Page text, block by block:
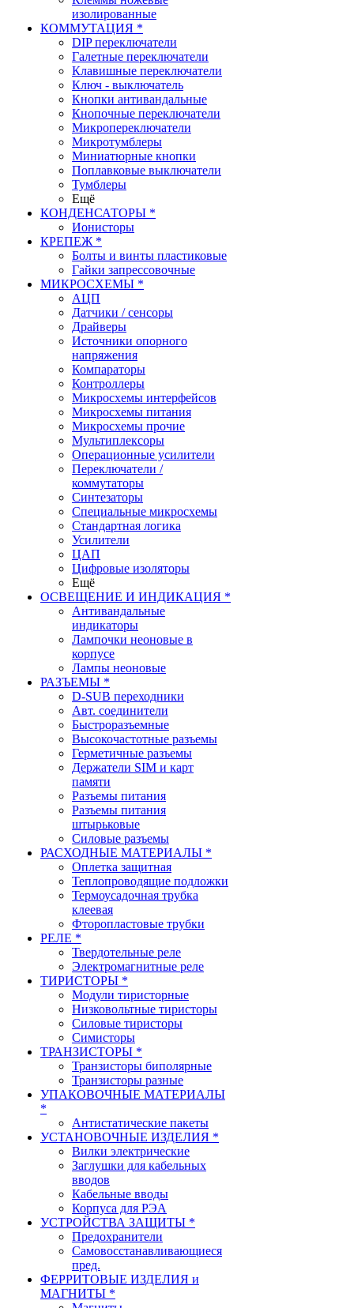
изолированные
КОММУТАЦИЯ *
DIP переключатели
Галетные переключатели
Клавишные переключатели
Ключ - выключатель
Кнопки антивандальные
Кнопочные переключатели
Микропереключатели
Микротумблеры
Миниатюрные кнопки
Поплавковые выключатели
Тумблеры
Ещё
КОНДЕНСАТОРЫ *
Ионисторы
КРЕПЕЖ *
Болты и винты пластиковые
Гайки запрессовочные
МИКРОСХЕМЫ *
АЦП
Датчики / сенсоры
Драйверы
Источники опорного
напряжения
Компараторы
Контроллеры
Микросхемы интерфейсов
Микросхемы питания
Микросхемы прочие
Мультиплексоры
Операционные усилители
Переключатели /
коммутаторы
Синтезаторы
Специальные микросхемы
Стандартная логика
Усилители
ЦАП
Цифровые изоляторы
Ещё
ОСВЕЩЕНИЕ И ИНДИКАЦИЯ *
Антивандальные
индикаторы
Лампочки неоновые в
корпусе
Лампы неоновые
РАЗЪЕМЫ *
D-SUB переходники
Авт. соединители
Быстроразъемные
Высокочастотные разъемы
Герметичные разъемы
Держатели SIM и карт
памяти
Разъемы питания
Разъемы питания
штырьковые
Силовые разъемы
РАСХОДНЫЕ МАТЕРИАЛЫ *
Оплетка защитная
Теплопроводящие подложки
Термоусадочная трубка
клеевая
Фторопластовые трубки
РЕЛЕ *
Твердотельные реле
Электромагнитные реле
ТИРИСТОРЫ *
Модули тиристорные
Низковольтные тиристоры
Силовые тиристоры
Симисторы
ТРАНЗИСТОРЫ *
Транзисторы биполярные
Транзисторы разные
УПАКОВОЧНЫЕ МАТЕРИАЛЫ
*
Антистатические пакеты
УСТАНОВОЧНЫЕ ИЗДЕЛИЯ *
Вилки электрические
Заглушки для кабельных
вводов
Кабельные вводы
Корпуса для РЭА
УСТРОЙСТВА ЗАЩИТЫ *
Предохранители
Самовосстанавливающиеся
пред.
ФЕРРИТОВЫЕ ИЗДЕЛИЯ и
МАГНИТЫ *